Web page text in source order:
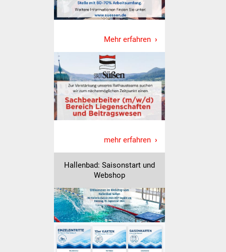
Ortsentwicklung
Bürger & Service
Was erledige ich wo
Dienstleistungen
Bildung
Schulen
Kindergärten
Mehr erfahren
mehr erfahren
Hallenbad: Saisonstart und
Webshop